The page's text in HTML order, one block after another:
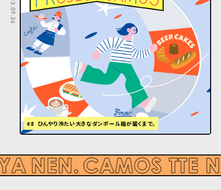
2023.09.26
#8 ひんやり冷たい大きなダンボール箱が届くまで。